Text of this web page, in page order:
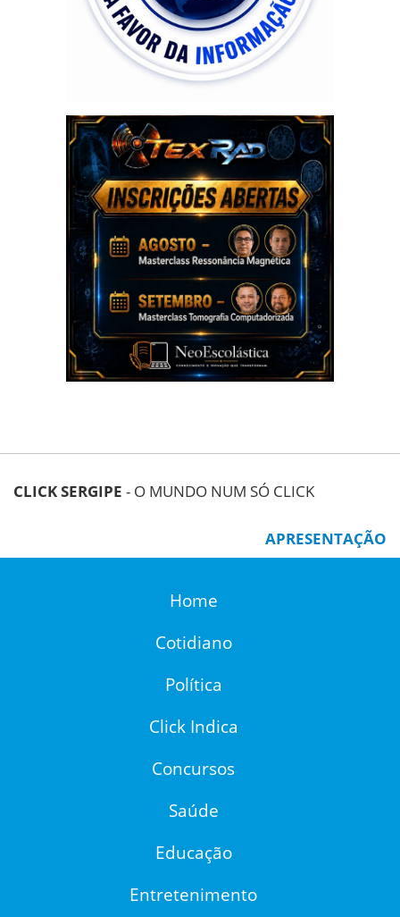
CLICK SERGIPE - O MUNDO NUM SÓ CLICK
APRESENTAÇÃO
Home
Cotidiano
Política
Click Indica
Concursos
Saúde
Educação
Entretenimento